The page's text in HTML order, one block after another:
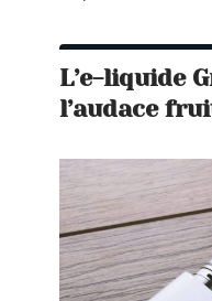
L’e-liquide
l’audace